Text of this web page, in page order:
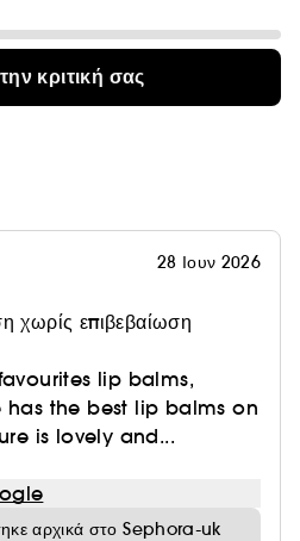
κριτική σας
28 Ιουν 2026
χωρίς επιβεβαίωση
lip balms,
has the best lip balms on
is lovely and...
αρχικά στο Sephora-uk